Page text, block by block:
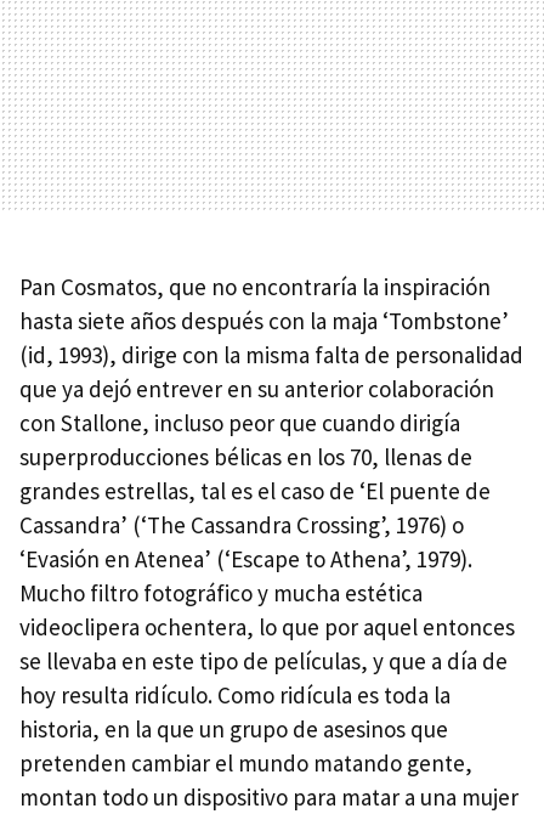
Pan Cosmatos, que no encontraría la inspiración
hasta siete años después con la maja ‘Tombstone’
(id, 1993), dirige con la misma falta de personalidad
que ya dejó entrever en su anterior colaboración
con Stallone, incluso peor que cuando dirigía
superproducciones bélicas en los 70, llenas de
grandes estrellas, tal es el caso de ‘El puente de
Cassandra’ (‘The Cassandra Crossing’, 1976) o
‘Evasión en Atenea’ (‘Escape to Athena’, 1979).
Mucho filtro fotográfico y mucha estética
videoclipera ochentera, lo que por aquel entonces
se llevaba en este tipo de películas, y que a día de
hoy resulta ridículo. Como ridícula es toda la
historia, en la que un grupo de asesinos que
pretenden cambiar el mundo matando gente,
montan todo un dispositivo para matar a una mujer